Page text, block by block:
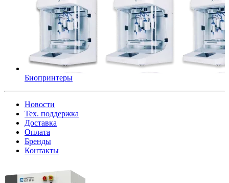
Биопринтеры
Новости
Тех. поддержка
Доставка
Оплата
Бренды
Контакты